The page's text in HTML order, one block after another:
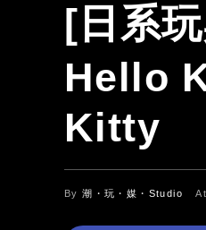
[日系
Hello
Kitty
By潮・玩・媒・Studio